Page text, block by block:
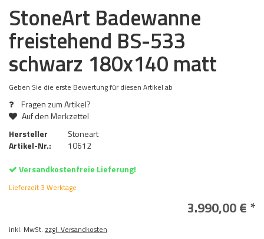
StoneArt Badewanne
freistehend BS-533
schwarz 180x140 matt
Geben Sie die erste Bewertung für diesen Artikel ab
Fragen zum Artikel?
Auf den Merkzettel
Hersteller
Stoneart
Artikel-Nr.:
10612
Versandkostenfreie Lieferung!
Lieferzeit 3 Werktage
3.990,00 € *
inkl. MwSt. zzgl. Versandkosten